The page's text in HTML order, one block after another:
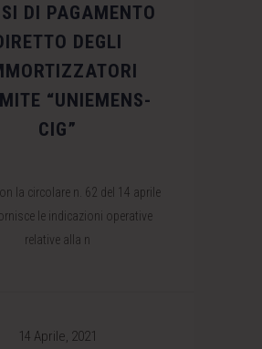
DI PAGAMENTO
DEGLI
“UNIEMENS-
CIG”
con la circolare n. 62 del 14 aprile
le indicazioni operative
relative alla n
14 Aprile, 2021